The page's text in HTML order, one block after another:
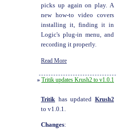
picks up again on play. A
new how-to video covers
installing it, finding it in
Logic's plug-in menu, and
recording it properly.
Read More
» Tritik updates Krush2 to v1.0.1
Tritik has updated Krush2
to v1.0.1.
Changes: